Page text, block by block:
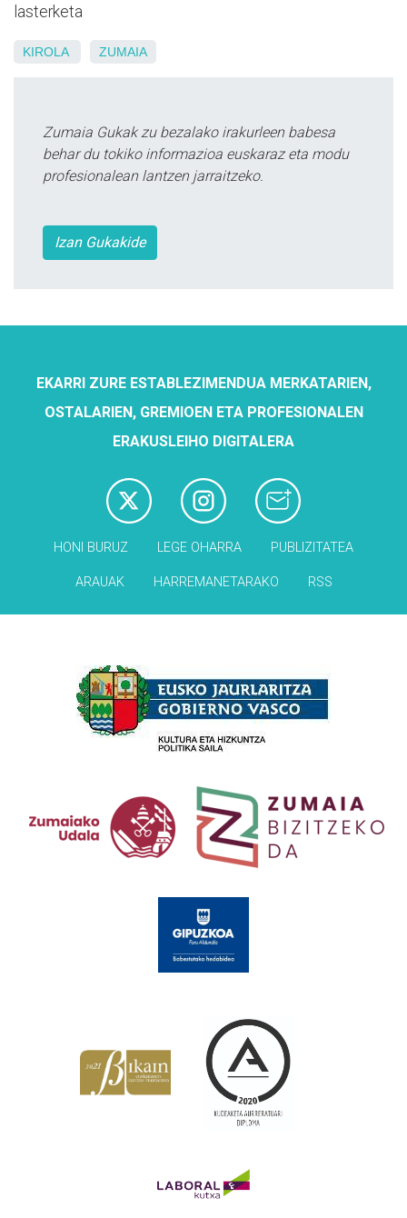
lasterketa
KIROLA ZUMAIA
Zumaia Gukak zu bezalako irakurleen babesa
behar du tokiko informazioa euskaraz eta modu
profesionalean lantzen jarraitzeko.
Izan Gukakide
EKARRI ZURE ESTABLEZIMENDUA MERKATARIEN,
OSTALARIEN, GREMIOEN ETA PROFESIONALEN
ERAKUSLEIHO DIGITALERA
HONI BURUZ LEGE OHARRA PUBLIZITATEA
ARAUAK HARREMANETARAKO RSS